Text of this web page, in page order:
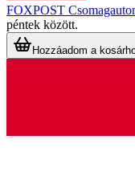
FOXPOST
péntek között.
Hozzáadom a